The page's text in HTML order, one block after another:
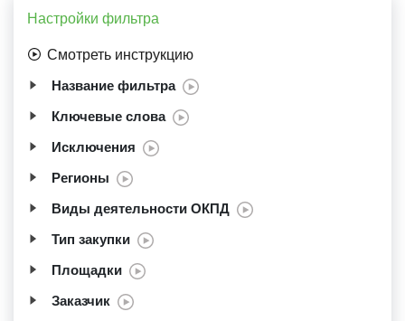
Настройки фильтра
Смотреть инструкцию
Название фильтра
Ключевые слова
Исключения
Регионы
Виды деятельности ОКПД
Тип закупки
Площадки
Заказчик